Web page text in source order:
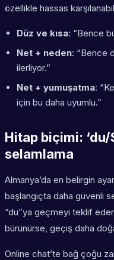
özellikle hassas
Düz ve kısa: “Bence
Net + neden: “Bence
ilerliyor.”
Net + yumuşatma:
için bu daha uyumlu.”
Hitap biçimi:
selamlama
Almanya’da en belirgin
başlangıçta daha güvenli
“du”ya geçmeyi teklif
bürünürse, geçiş daha
Online chat’te bağ çoğu